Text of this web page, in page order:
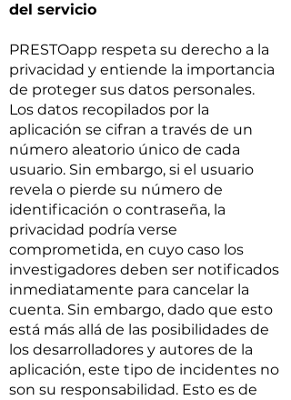
del servicio
PRESTOapp respeta su derecho a la
privacidad y entiende la importancia
de proteger sus datos personales.
Los datos recopilados por la
aplicación se cifran a través de un
número aleatorio único de cada
usuario. Sin embargo, si el usuario
revela o pierde su número de
identificación o contraseña, la
privacidad podría verse
comprometida, en cuyo caso los
investigadores deben ser notificados
inmediatamente para cancelar la
cuenta. Sin embargo, dado que esto
está más allá de las posibilidades de
los desarrolladores y autores de la
aplicación, este tipo de incidentes no
son su responsabilidad. Esto es de